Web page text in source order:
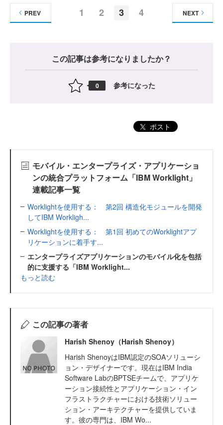
1 2 3 4
PREV NEXT
この記事は参考になりましたか？
0 参考になった
ポスト
モバイル・エンタープライズ・アプリケーショ
ンの統合プラットフォーム「IBM Worklight」
連載記事一覧
Worklightを使用する： 第2回 構造化モジュールを開発
してIBM Workligh...
Worklightを使用する： 第1回 初めてのWorklightアプ
リケーションに着手す...
エンタープライズアプリケーションのモバイル化を包括
的に支援する「IBM Worklight...
もっと読む
この記事の著者
Harish Shenoy（Harish Shenoy）
Harish ShenoyはIBM認定のSOAソリューシ
ョン・デザイナーです。現在はIBM India
Software LabのBPTSEチームで、アプリケ
ーション接続性とアプリケーション・イン
フラストラクチャーにおける技術ソリュー
ション・アーキテクチャーを提供していま
す。彼の専門は、IBM Wo...